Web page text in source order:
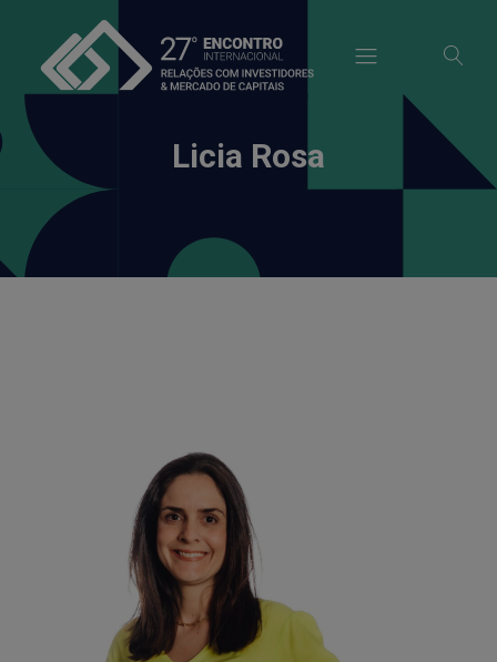
Licia Rosa